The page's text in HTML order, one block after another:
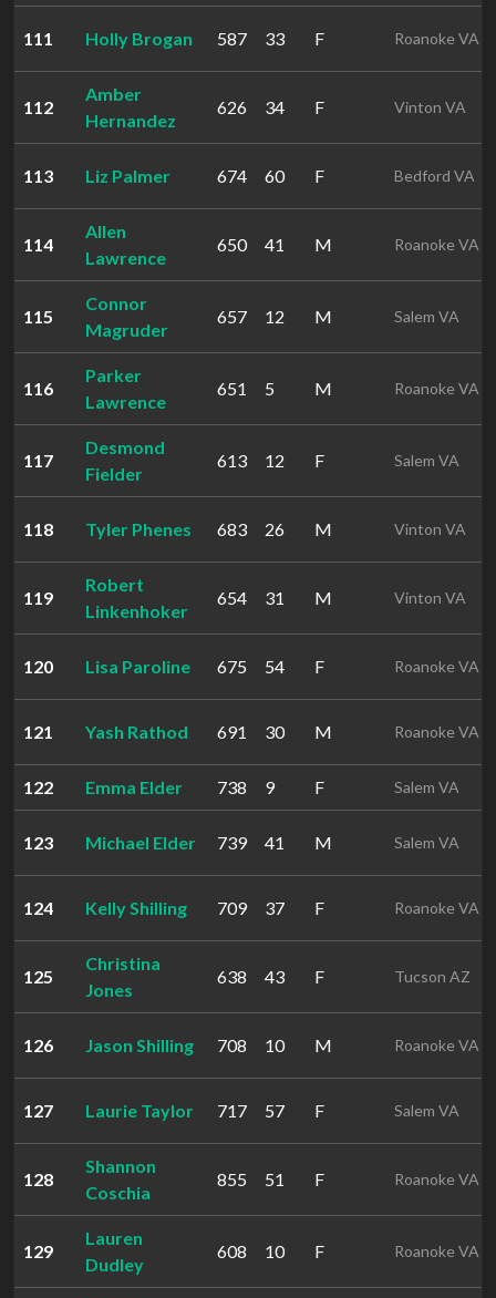
111 Holly Brogan 587 33 F Roanoke VA
112
Amber
Hernandez
626 34 F Vinton VA
113 Liz Palmer 674 60 F Bedford VA
114
Allen
Lawrence
650 41 M Roanoke VA
115
Connor
Magruder
657 12 M Salem VA
116
Parker
Lawrence
651 5 M Roanoke VA
117
Desmond
Fielder
613 12 F Salem VA
118 Tyler Phenes 683 26 M Vinton VA
119
Robert
Linkenhoker
654 31 M Vinton VA
120 Lisa Paroline 675 54 F Roanoke VA
121 Yash Rathod 691 30 M Roanoke VA
122 Emma Elder 738 9 F Salem VA
123 Michael Elder 739 41 M Salem VA
124 Kelly Shilling 709 37 F Roanoke VA
125
Christina
Jones
638 43 F Tucson AZ
126 Jason Shilling 708 10 M Roanoke VA
127 Laurie Taylor 717 57 F Salem VA
128
Shannon
Coschia
855 51 F Roanoke VA
129
Lauren
Dudley
608 10 F Roanoke VA